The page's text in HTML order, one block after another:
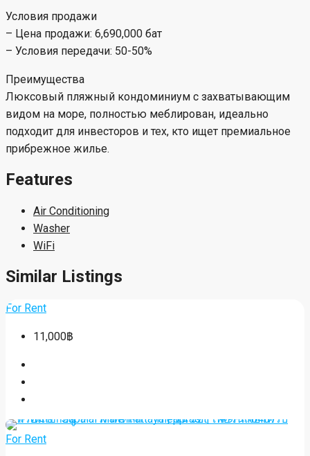
Условия продажи
– Цена продажи: 6,690,000 бат
– Условия передачи: 50-50%
Преимущества
Люксовый пляжный кондоминиум с захватывающим
видом на море, полностью меблирован, идеально
подходит для инвесторов и тех, кто ищет премиальное
прибрежное жилье.
Features
Air Conditioning
Washer
WiFi
Similar Listings
For Rent
11,000฿
For Rent